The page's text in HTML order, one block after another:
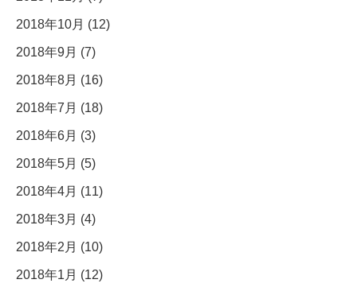
2018年10月 (12)
2018年9月 (7)
2018年8月 (16)
2018年7月 (18)
2018年6月 (3)
2018年5月 (5)
2018年4月 (11)
2018年3月 (4)
2018年2月 (10)
2018年1月 (12)